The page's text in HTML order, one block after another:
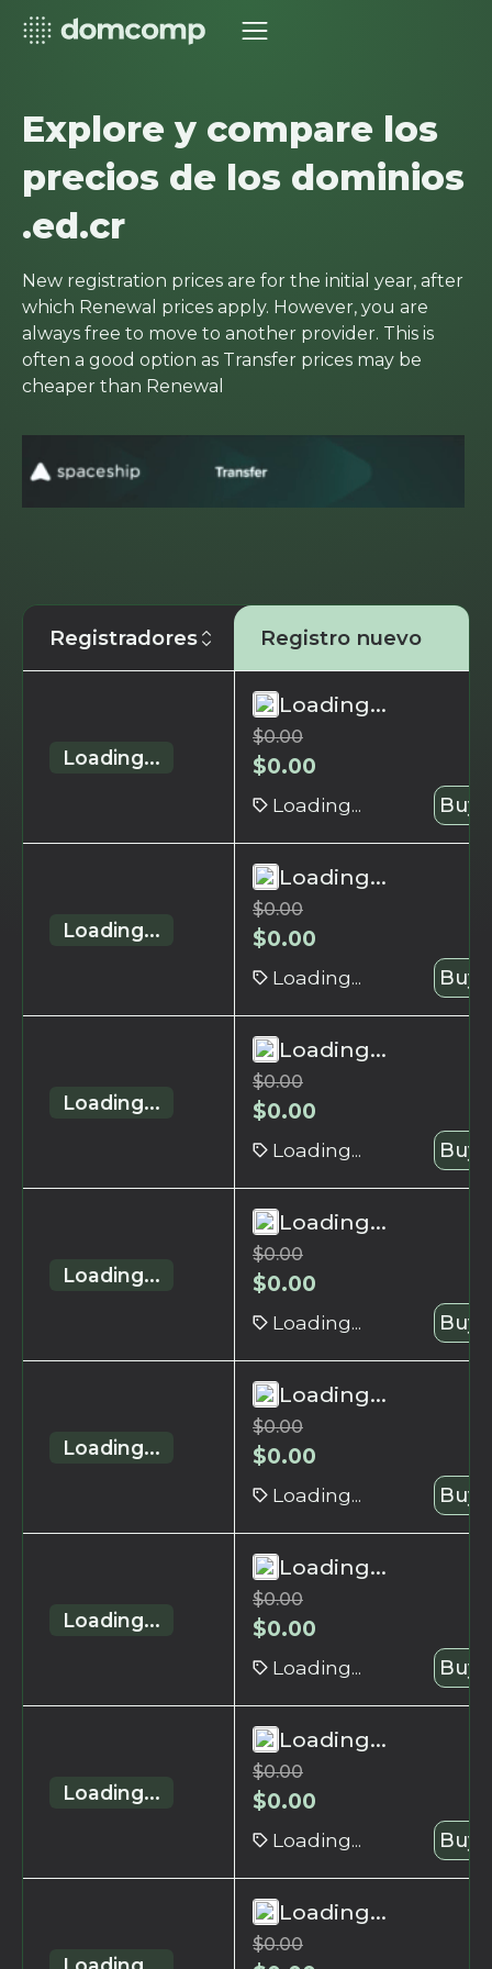
Explore y compare los
precios de los dominios
.ed.cr
New registration prices are for the initial year, after
which Renewal prices apply. However, you are
always free to move to another provider. This is
often a good option as Transfer prices may be
cheaper than Renewal
Registradores Registro nuevo
Loading...
Loading...
$0.00
$0.00
Loading... Buy
Loading...
Loading...
$0.00
$0.00
Loading... Buy
Loading...
Loading...
$0.00
$0.00
Loading... Buy
Loading...
Loading...
$0.00
$0.00
Loading... Buy
Loading...
Loading...
$0.00
$0.00
Loading... Buy
Loading...
Loading...
$0.00
$0.00
Loading... Buy
Loading...
Loading...
$0.00
$0.00
Loading... Buy
Loading...
$0.00